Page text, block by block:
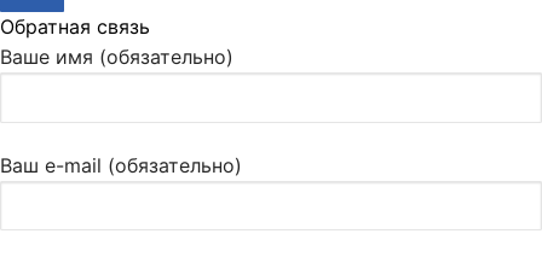
Обратная связь
Ваше имя (обязательно)
Ваш e-mail (обязательно)